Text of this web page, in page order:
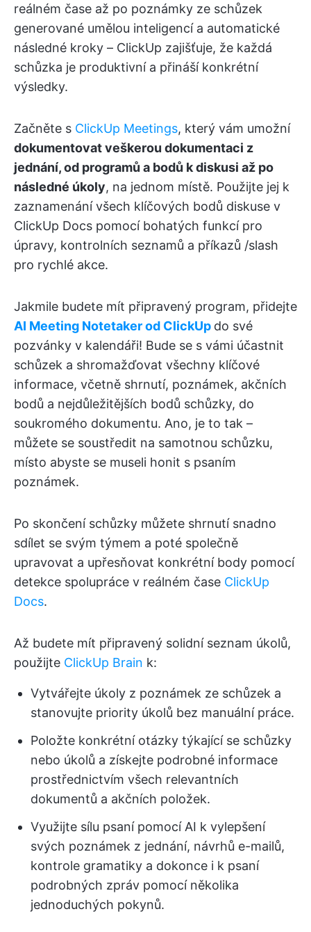
reálném čase až po poznámky ze schůzek
generované umělou inteligencí a automatické
následné kroky – ClickUp zajišťuje, že každá
schůzka je produktivní a přináší konkrétní
výsledky.
Začněte s ClickUp Meetings, který vám umožní
dokumentovat veškerou dokumentaci z
jednání, od programů a bodů k diskusi až po
následné úkoly, na jednom místě. Použijte jej k
zaznamenání všech klíčových bodů diskuse v
ClickUp Docs pomocí bohatých funkcí pro
úpravy, kontrolních seznamů a příkazů /slash
pro rychlé akce.
Jakmile budete mít připravený program, přidejte
AI Meeting Notetaker od ClickUp do své
pozvánky v kalendáři! Bude se s vámi účastnit
schůzek a shromažďovat všechny klíčové
informace, včetně shrnutí, poznámek, akčních
bodů a nejdůležitějších bodů schůzky, do
soukromého dokumentu. Ano, je to tak –
můžete se soustředit na samotnou schůzku,
místo abyste se museli honit s psaním
poznámek.
Po skončení schůzky můžete shrnutí snadno
sdílet se svým týmem a poté společně
upravovat a upřesňovat konkrétní body pomocí
detekce spolupráce v reálném čase ClickUp
Docs.
Až budete mít připravený solidní seznam úkolů,
použijte ClickUp Brain k:
Vytvářejte úkoly z poznámek ze schůzek a
stanovujte priority úkolů bez manuální práce.
Položte konkrétní otázky týkající se schůzky
nebo úkolů a získejte podrobné informace
prostřednictvím všech relevantních
dokumentů a akčních položek.
Využijte sílu psaní pomocí AI k vylepšení
svých poznámek z jednání, návrhů e-mailů,
kontrole gramatiky a dokonce i k psaní
podrobných zpráv pomocí několika
jednoduchých pokynů.